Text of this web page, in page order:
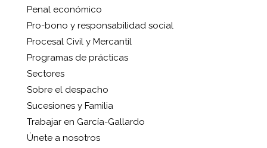
Penal económico
Pro-bono y responsabilidad social
Procesal Civil y Mercantil
Programas de prácticas
Sectores
Sobre el despacho
Sucesiones y Familia
Trabajar en García-Gallardo
Únete a nosotros